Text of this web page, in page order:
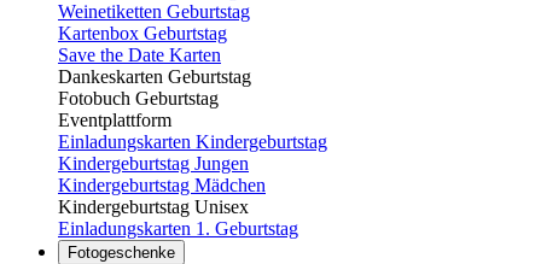
Weinetiketten Geburtstag
Kartenbox Geburtstag
Save the Date Karten
Dankeskarten Geburtstag
Fotobuch Geburtstag
Eventplattform
Einladungskarten Kindergeburtstag
Kindergeburtstag Jungen
Kindergeburtstag Mädchen
Kindergeburtstag Unisex
Einladungskarten 1. Geburtstag
Fotogeschenke